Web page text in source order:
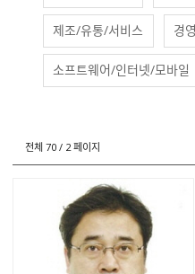
제조/유통/서비스 경
소프트웨어/인터넷/모바일
전체 70 / 2 페이지